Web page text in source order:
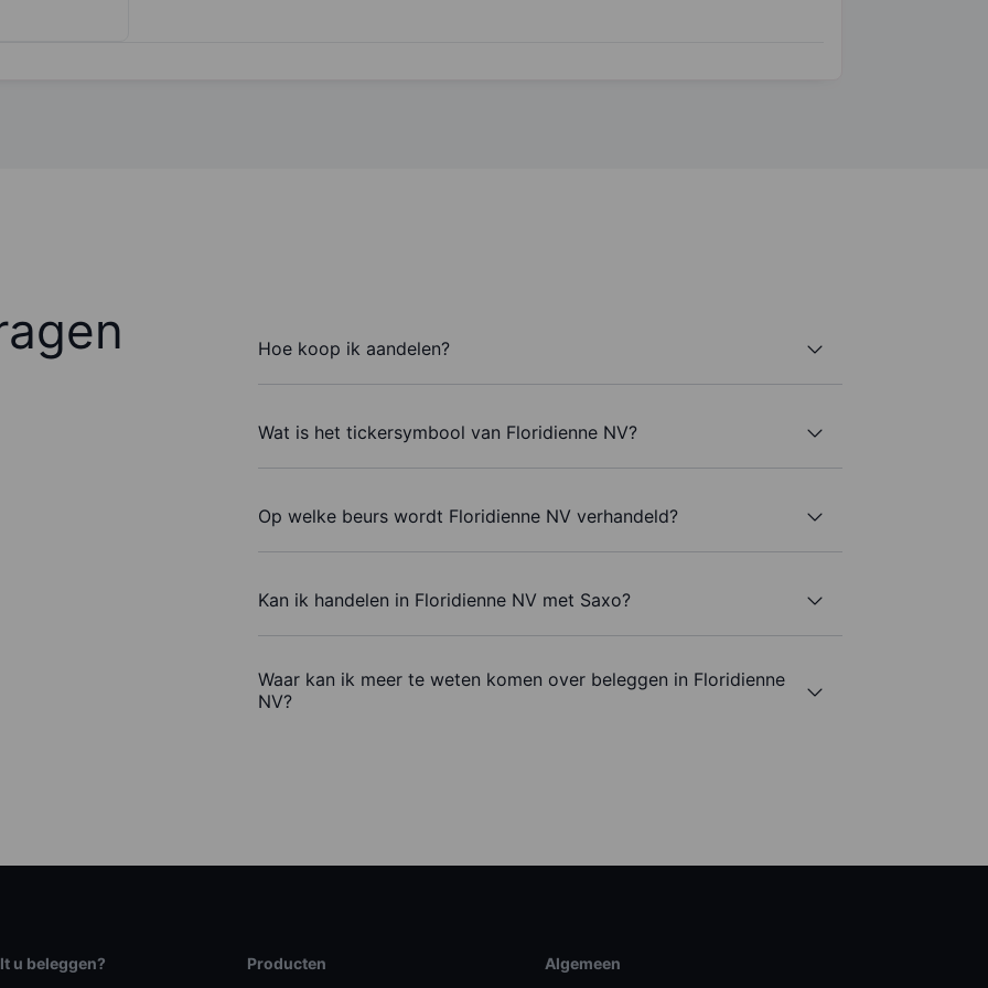
Hoe koop ik aandelen?
Wat is het tickersymbool van Floridienne NV?
Op welke beurs wordt Floridienne NV verhandeld?
Kan ik handelen in Floridienne NV met Saxo?
Waar kan ik meer te weten komen over beleggen in Floridienne
NV?
u beleggen? Producten Algemeen